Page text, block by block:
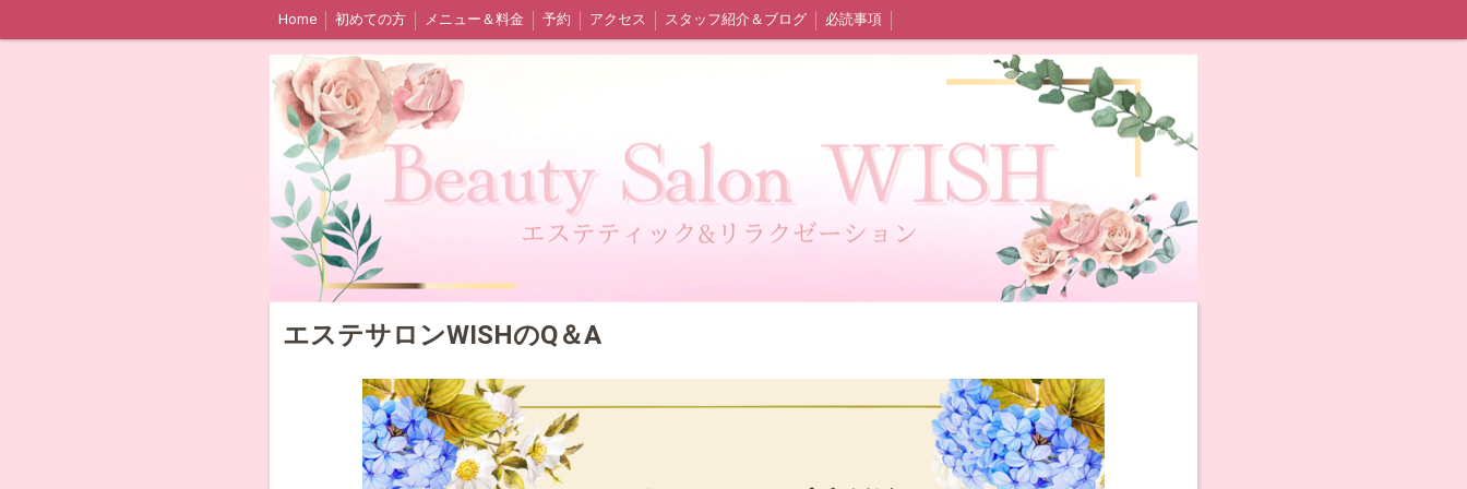
Home 初めての方 メニュー＆料金 予約 アクセス スタッフ紹介＆ブログ 必読事項
エステサロンWISHのQ＆A